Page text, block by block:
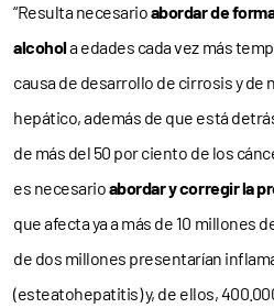
“Resulta necesarioabordar de
alcohola edades cada vez más
causa de desarrollo de cirrosis y de
hepático, además de que está
de más del 50 por ciento de los
es necesarioabordar y corregir la
que afecta ya a más de 10 millones
de dos millones presentarían
(esteatohepatitis) y, de ellos,